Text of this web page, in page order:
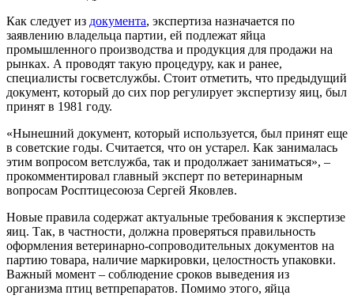
Как следует из документа, экспертиза назначается по
заявлению владельца партии, ей подлежат яйца
промышленного производства и продукция для продажи на
рынках. А проводят такую процедуру, как и ранее,
специалисты госветслужбы. Стоит отметить, что предыдущий
документ, который до сих пор регулирует экспертизу яиц, был
принят в 1981 году.
«Нынешний документ, который используется, был принят еще
в советские годы. Считается, что он устарел. Как занималась
этим вопросом ветслужба, так и продолжает заниматься», –
прокомментировал главный эксперт по ветеринарным
вопросам Росптицесоюза Сергей Яковлев.
Новые правила содержат актуальные требования к экспертизе
яиц. Так, в частности, должна проверяться правильность
оформления ветеринарно-сопроводительных документов на
партию товара, наличие маркировки, целостность упаковки.
Важный момент – соблюдение сроков выведения из
организма птиц ветпрепаратов. Помимо этого, яйца